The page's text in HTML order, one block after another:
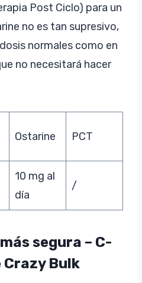
Post Ciclo) para un
no es tan supresivo,
normales como en
no necesitará hacer
Ostarine PCT
10 mg al
día
/
segura – C-
Crazy Bulk